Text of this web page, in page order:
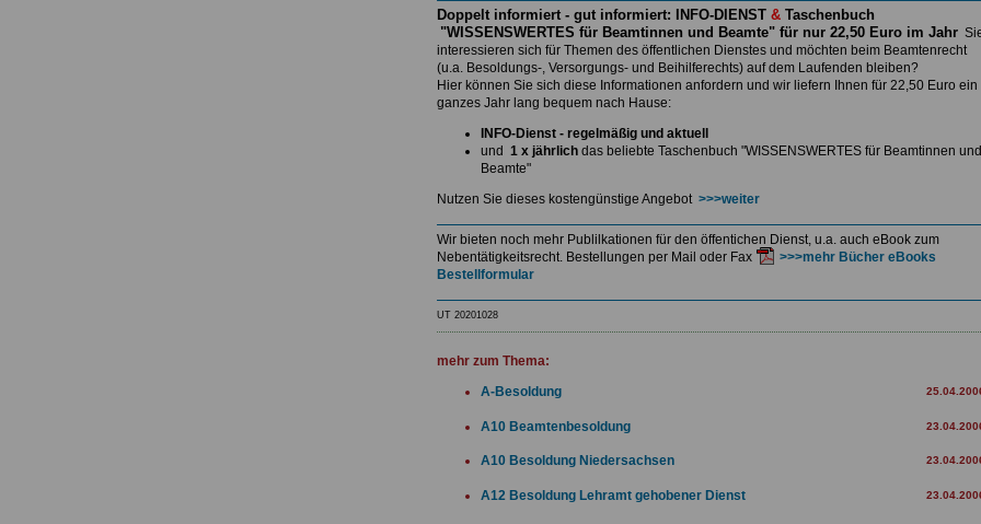
Doppelt informiert - gut informiert: INFO-DIENST &Taschenbuch
"WISSENSWERTES für Beamtinnen und Beamte" für nur 22,50 Euro im Jahr
interessieren sich für Themen des öffentlichen Dienstes und möchten beim Beamtenrecht
(u.a. Besoldungs-, Versorgungs- und Beihilferechts) auf dem Laufenden bleiben?
Hier können Sie sich diese Informationen anfordern und wir liefern Ihnen für 22,50 Euro ein
ganzes Jahr lang bequem nach Hause:
INFO-Dienst - regelmäßig und aktuell
und 1 x jährlich das beliebte Taschenbuch "WISSENSWERTES für Beamtinnen und
Beamte"
Nutzen Sie dieses kostengünstige Angebot >>>weiter
Wir bieten noch mehr Publilkationen für den öffentichen Dienst, u.a. auch eBook zum
Nebentätigkeitsrecht. Bestellungen per Mail oder Fax
>>>mehr Bücher eBooks
Bestellformular
UT 20201028
mehr zum Thema:
A-Besoldung
A10 Beamtenbesoldung
A10 Besoldung Niedersachsen
A12 Besoldung Lehramt gehobener Dienst